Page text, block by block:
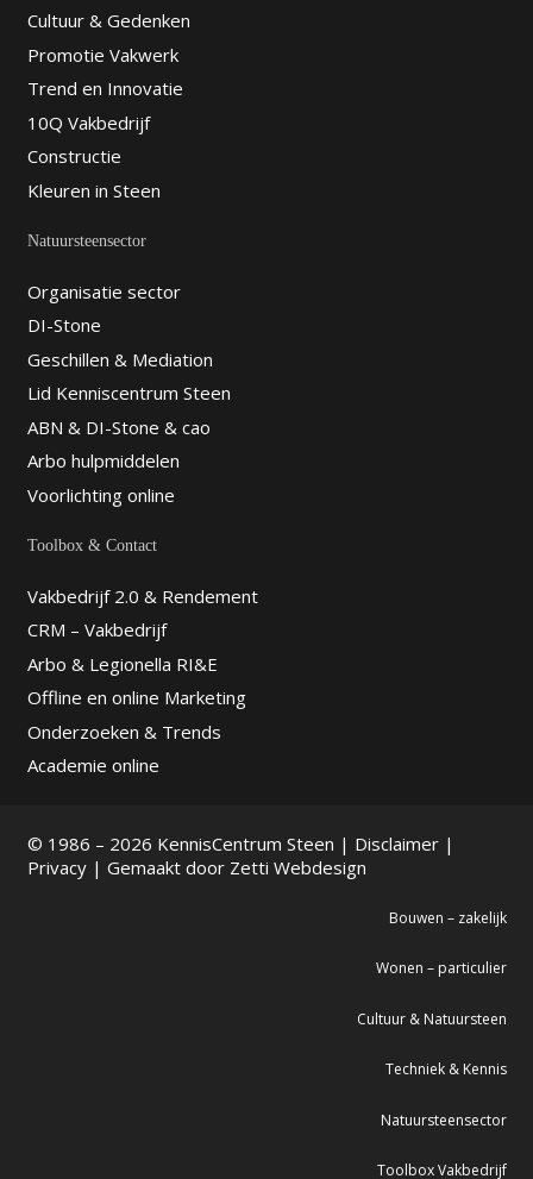
Cultuur & Gedenken
Promotie Vakwerk
Trend en Innovatie
10Q Vakbedrijf
Constructie
Kleuren in Steen
Natuursteensector
Organisatie sector
DI-Stone
Geschillen & Mediation
Lid Kenniscentrum Steen
ABN & DI-Stone & cao
Arbo hulpmiddelen
Voorlichting online
Toolbox & Contact
Vakbedrijf 2.0 & Rendement
CRM – Vakbedrijf
Arbo & Legionella RI&E
Offline en online Marketing
Onderzoeken & Trends
Academie online
© 1986 – 2026 KennisCentrum Steen | Disclaimer|
Privacy| Gemaakt door Zetti Webdesign
Bouwen – zakelijk
Wonen – particulier
Cultuur & Natuursteen
Techniek & Kennis
Natuursteensector
Toolbox Vakbedrijf